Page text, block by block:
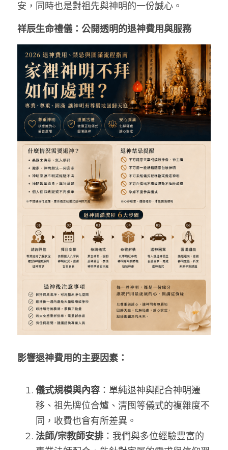
安，同時也是對祖先與神明的一份誠心。
祥辰生命禮儀：公開透明的退神費用與服務
影響退神費用的主要因素：
儀式規模與內容 ：單純退神與配合神明遷
移、祖先牌位合爐、清囤等儀式的複雜度不
同，收費也會有所差異。
法師/宗教師安排 ：我們與多位經驗豐富的